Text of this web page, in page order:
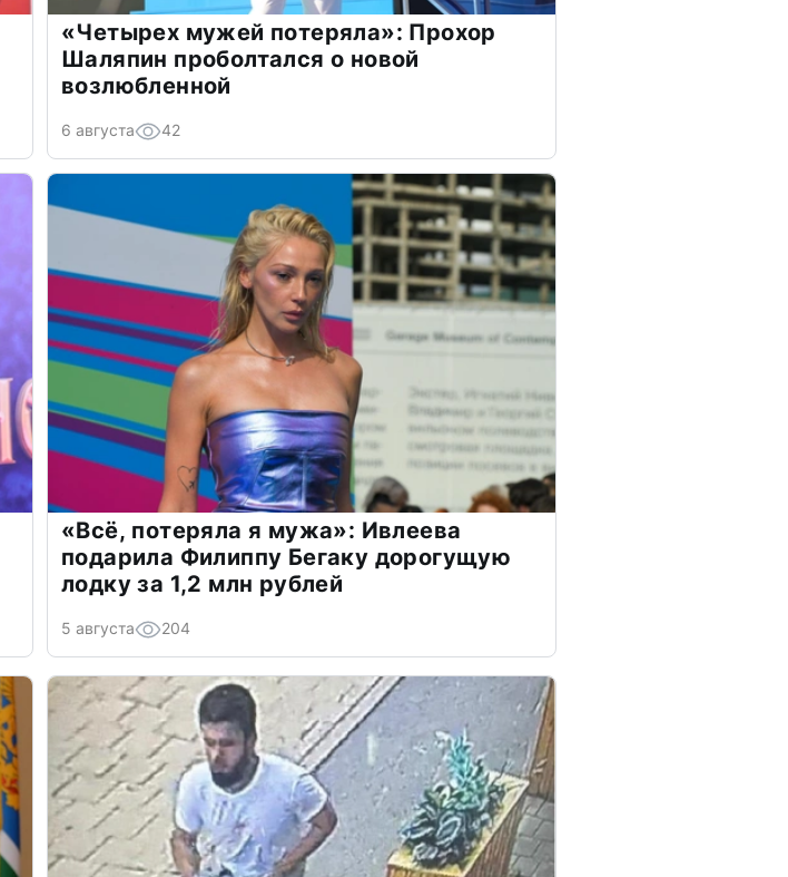
«Четырех мужей потеряла»: Прохор
Шаляпин проболтался о новой
возлюбленной
6 августа 42
«Всё, потеряла я мужа»: Ивлеева
подарила Филиппу Бегаку дорогущую
лодку за 1,2 млн рублей
5 августа 204